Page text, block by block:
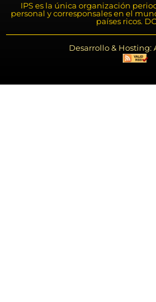
IPS es la única organización
personal y corresponsales en el
países ricos.
Desarrollo & Hosting: